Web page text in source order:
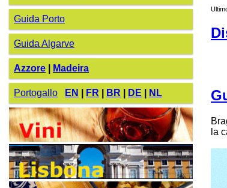
Guida Porto
Guida Algarve
Azzore Madeira
Portogallo EN FR BR DE NL
la